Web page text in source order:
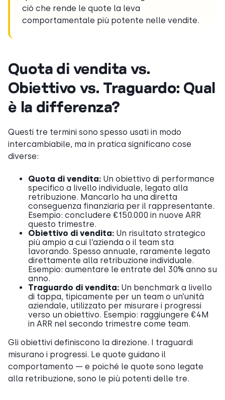
ciò che rende le quote la leva
comportamentale più potente nelle vendite.
Quota di vendita vs.
Obiettivo vs. Traguardo: Qual
è la differenza?
Questi tre termini sono spesso usati in modo
intercambiabile, ma in pratica significano cose
diverse:
Quota di vendita: Un obiettivo di performance
specifico a livello individuale, legato alla
retribuzione. Mancarlo ha una diretta
conseguenza finanziaria per il rappresentante.
Esempio: concludere €150.000 in nuove ARR
questo trimestre.
Obiettivo di vendita: Un risultato strategico
più ampio a cui l’azienda o il team sta
lavorando. Spesso annuale, raramente legato
direttamente alla retribuzione individuale.
Esempio: aumentare le entrate del 30% anno su
anno.
Traguardo di vendita: Un benchmark a livello
di tappa, tipicamente per un team o un’unità
aziendale, utilizzato per misurare i progressi
verso un obiettivo. Esempio: raggiungere €4M
in ARR nel secondo trimestre come team.
Gli obiettivi definiscono la direzione. I traguardi
misurano i progressi. Le quote guidano il
comportamento — e poiché le quote sono legate
alla retribuzione, sono le più potenti delle tre.